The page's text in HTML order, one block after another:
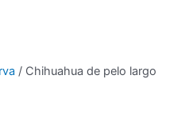
/ Chihuahua de pelo largo